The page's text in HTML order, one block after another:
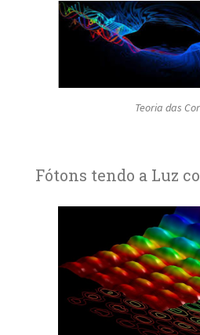
Teoria das
Fótons tendo a Luz